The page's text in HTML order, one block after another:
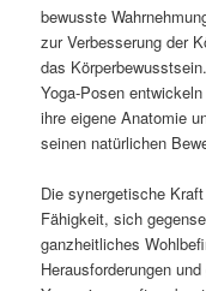
bewusste
zur Verbesserung der
das
Yoga-Posen
ihre eigene Anatomie
seinen natürlichen
Die synergetische
Fähigkeit, sich
ganzheitliches
Herausforderungen